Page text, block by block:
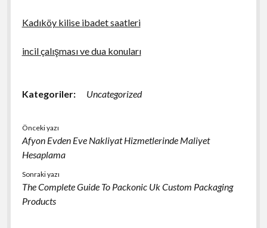
Kadıköy kilise ibadet saatleri
incil çalışması ve dua konuları
Kategoriler: Uncategorized
Önceki yazı
Afyon Evden Eve Nakliyat Hizmetlerinde Maliyet
Hesaplama
Sonraki yazı
The Complete Guide To Packonic Uk Custom Packaging
Products